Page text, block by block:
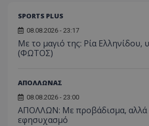
SPORTS PLUS
08.08.2026 - 23:17
Με το μαγιό της: Ρία Ελληνίδου,
(ΦΩΤΟΣ)
ΑΠΟΛΛΩΝΑΣ
08.08.2026 - 23:00
ΑΠΟΛΛΩΝ: Με προβάδισμα, αλλά
εφησυχασμό